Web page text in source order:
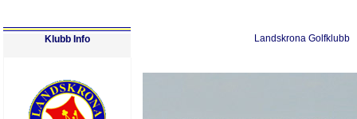
Klubb Info Landskrona Golfklubb